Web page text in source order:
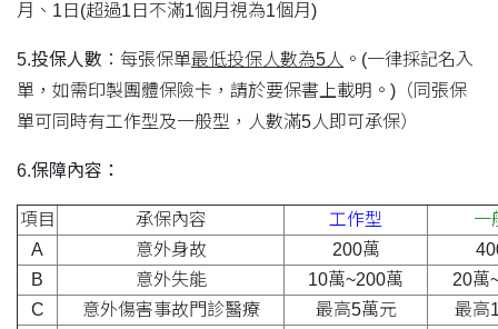
月、1日(超過1日不滿1個月視為1個月)
5.投保人數 ：每張保單最低投保人數為5人 。(一律採記名入
單，如需印製團體保險卡，請於要保書上載明。)（同張保
單可同時有工作型及一般型，人數滿5人即可承保）
6.保障內容：
項目 承保內容 工作型
一
A
意外身故 200萬
B
意外失能 10萬~200萬
20萬
C
意外傷害事故門診醫療 最高5萬元
最高